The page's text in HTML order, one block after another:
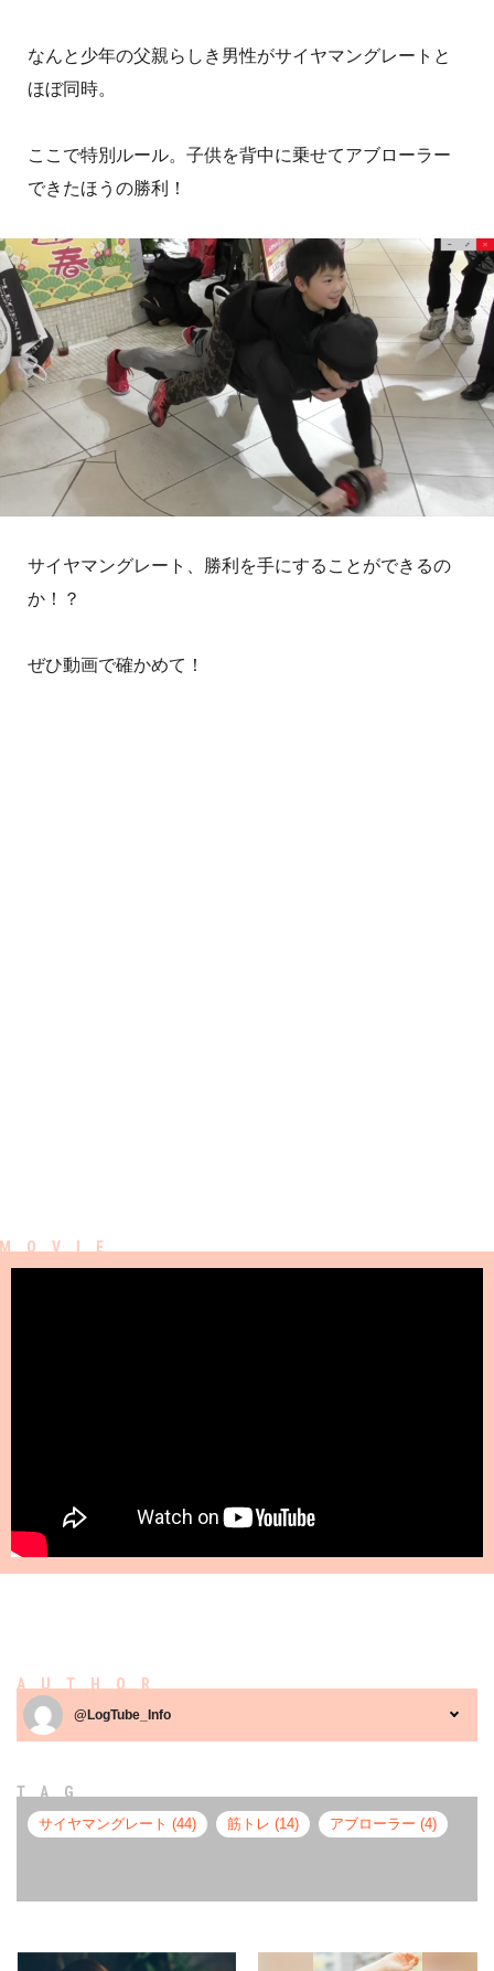
なんと少年の父親らしき男性がサイヤマングレートと
ほぼ同時。
ここで特別ルール。子供を背中に乗せてアブローラー
できたほうの勝利！
サイヤマングレート、勝利を手にすることができるの
か！？
ぜひ動画で確かめて！
AUTHOR
@LogTube_Info
TAG
サイヤマングレート (44) 筋トレ (14) アブローラー (4)